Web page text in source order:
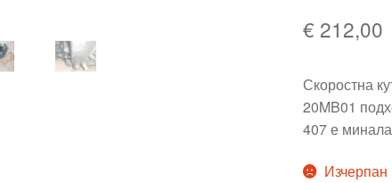
€ 212,00
Скоростна
20MB01
407 е
Изчерпан